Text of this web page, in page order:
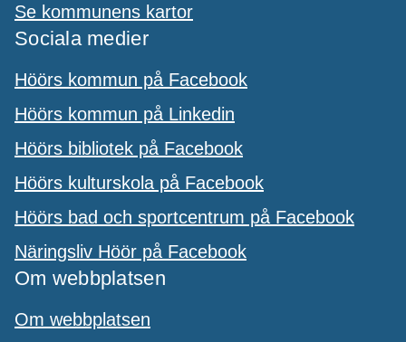
Se kommunens kartor
Sociala medier
Höörs kommun på Facebook
Höörs kommun på Linkedin
Höörs bibliotek på Facebook
Höörs kulturskola på Facebook
Höörs bad och sportcentrum på Facebook
Näringsliv Höör på Facebook
Om webbplatsen
Om webbplatsen